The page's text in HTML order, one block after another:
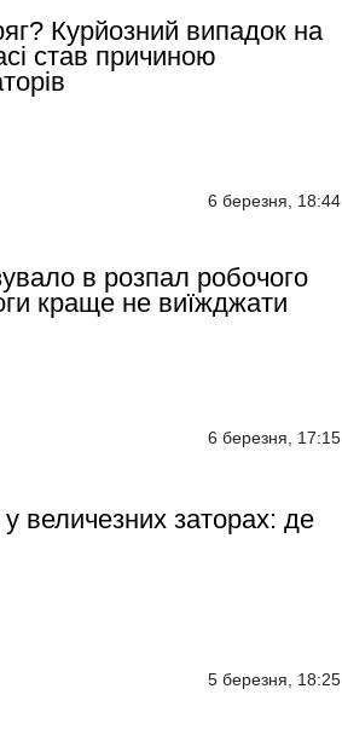
Курйозний випадок на
став причиною
6 березня, 18:44
в розпал робочого
краще не виїжджати
6 березня, 17:15
величезних заторах: де
5 березня, 18:25